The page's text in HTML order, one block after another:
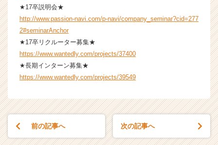
★17卒説明会★
http://www.passion-navi.com/p-navi/company_seminar?cid=277
2#seminarAnchor
★17卒リクルーター募集★
https://www.wantedly.com/projects/37400
★長期インターン募集★
https://www.wantedly.com/projects/39549
前の記事へ 次の記事へ